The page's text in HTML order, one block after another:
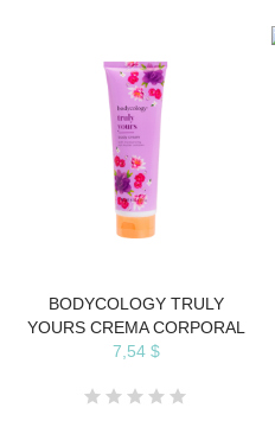
BODYCOLOGY TRULY
YOURS CREMA CORPORAL
7,54 $